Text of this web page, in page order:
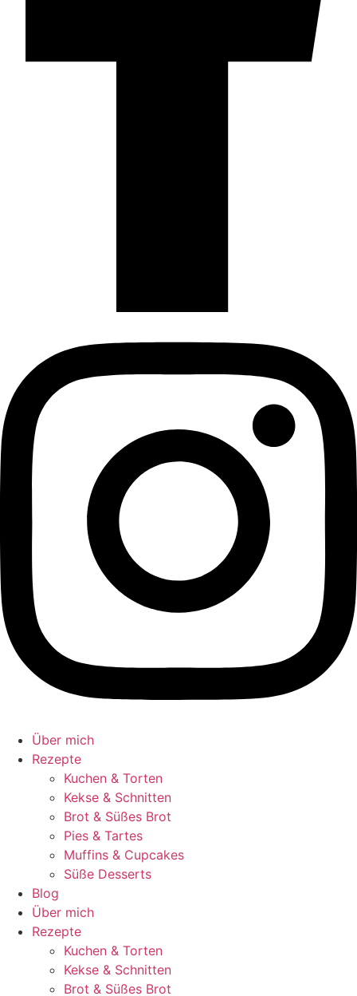
Über mich
Rezepte
Kuchen & Torten
Kekse & Schnitten
Brot & Süßes Brot
Pies & Tartes
Muffins & Cupcakes
Süße Desserts
Blog
Über mich
Rezepte
Kuchen & Torten
Kekse & Schnitten
Brot & Süßes Brot